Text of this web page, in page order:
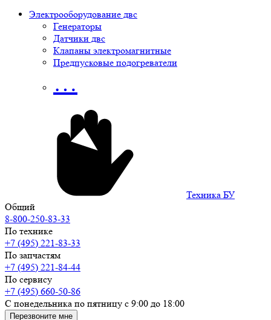
Электрооборудование двс
Генераторы
Датчики двс
Клапаны электромагнитные
Предпусковые подогреватели
…
Техника БУ
Общий
8-800-250-83-33
По технике
+7 (495) 221-83-33
По запчастям
+7 (495) 221-84-44
По сервису
+7 (495) 660-50-86
С понедельника по пятницу с 9:00 до 18:00
Перезвоните мне